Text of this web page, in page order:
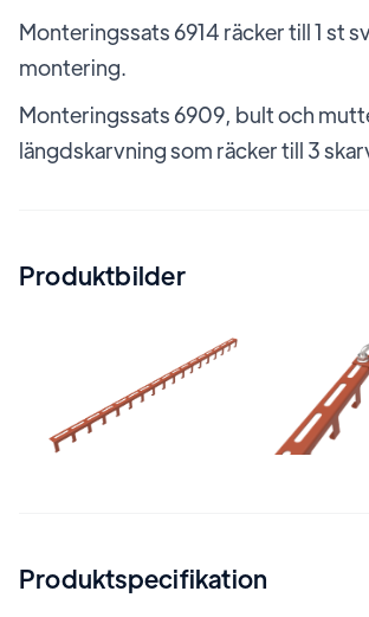
Monteringssats 6914 räcker till 1 st
montering.
Monteringssats 6909, bult och
längdskarvning som räcker till 3
Produktbilder
Produktspecifikation